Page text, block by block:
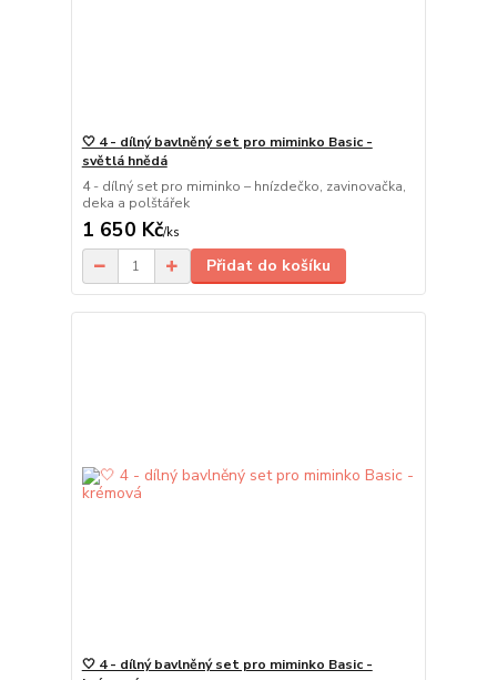
🤍 4 - dílný bavlněný set pro miminko Basic -
světlá hnědá
4 - dílný set pro miminko – hnízdečko, zavinovačka,
deka a polštářek
1 650 Kč/ks
Přidat do košíku
🤍 4 - dílný bavlněný set pro miminko Basic -